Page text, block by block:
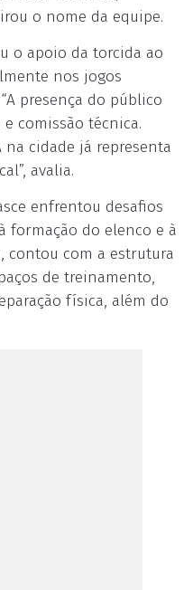
o nome da equipe.
o apoio da torcida ao
nos jogos
presença do público
comissão técnica.
na cidade já representa
avalia.
enfrentou desafios
formação do elenco e à
contou com a estrutura
de treinamento,
física, além do